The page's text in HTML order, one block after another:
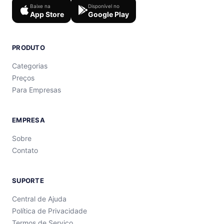
Baixe na
App Store
Disponível no
Google Play
PRODUTO
Categorias
Preços
Para Empresas
EMPRESA
Sobre
Contato
SUPORTE
Central de Ajuda
Política de Privacidade